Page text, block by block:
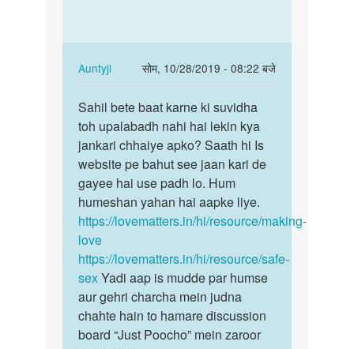
by
Auntyji
Auntyji
सोम, 10/28/2019 - 08:22 बजे
In
reply
to
Sex
karna
sex
karna
hai…
by
rajak
Sahil
bete
baat
karne
ki…
Sahil bete baat karne ki suvidha
toh upalabadh nahi hai lekin kya
jankari chhaiye apko? Saath hi Is
website pe bahut see jaan kari de
gayee hai use padh lo. Hum
humeshan yahan hai aapke liye.
https://lovematters.in/hi/resource/making-
love
https://lovematters.in/hi/resource/safe-
sexYadi aap is mudde par humse
aur gehri charcha mein judna
chahte hain to hamare discussion
board “Just Poocho” mein zaroor